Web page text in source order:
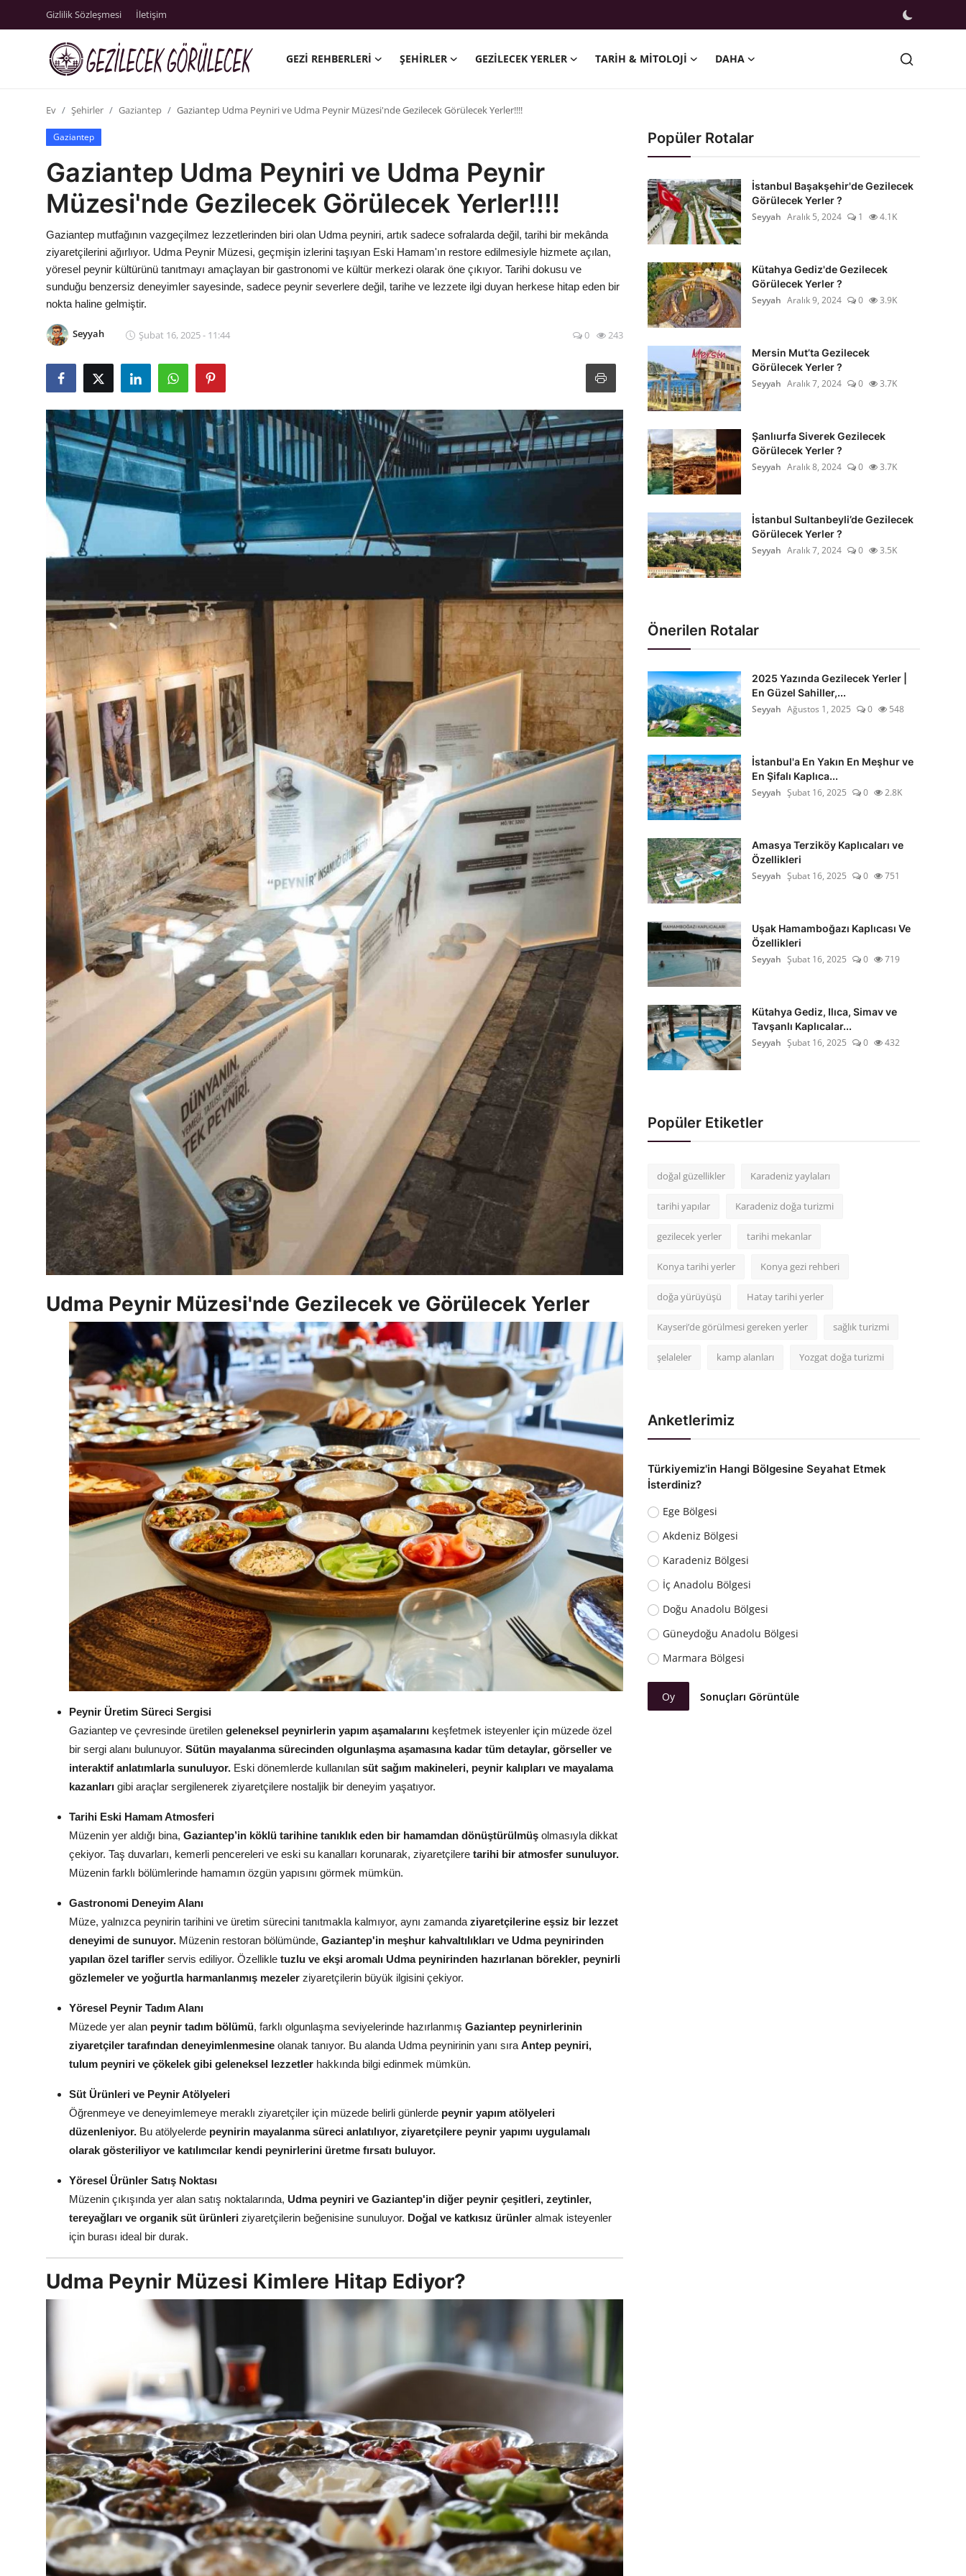
Gizlilik Sözleşmesi İletişim
GEZI REHBERLERI ŞEHIRLER GEZILECEK YERLER TARIH & MITOLOJI DAHA
Gezilecek Yerler
Tarih & Mitoloji
Yeme İçme Rehberi
Seyahat İpuçları & Vize
Konaklama & Otel
Aile & Çocukla Tatil
Yaz Tatili & Plajlar
Hafta Sonu & Günübirlik
Ev Şehirler Gaziantep Gaziantep Udma Peyniri ve Udma Peynir Müzesi'nde Gezilecek Görülecek Yerler!!!!
Gaziantep
Gaziantep Udma Peyniri ve Udma Peynir
Müzesi'nde Gezilecek Görülecek Yerler!!!!
Gaziantep mutfağının vazgeçilmez lezzetlerinden biri olan Udma peyniri, artık sadece sofralarda değil, tarihi bir mekânda
ziyaretçilerini ağırlıyor. Udma Peynir Müzesi, geçmişin izlerini taşıyan Eski Hamam'ın restore edilmesiyle hizmete açılan,
yöresel peynir kültürünü tanıtmayı amaçlayan bir gastronomi ve kültür merkezi olarak öne çıkıyor. Tarihi dokusu ve
sunduğu benzersiz deneyimler sayesinde, sadece peynir severlere değil, tarihe ve lezzete ilgi duyan herkese hitap eden bir
nokta haline gelmiştir.
Seyyah Şubat 16, 2025 - 11:44 0 243
Udma Peynir Müzesi'nde Gezilecek ve Görülecek Yerler
Peynir Üretim Süreci Sergisi
Gaziantep ve çevresinde üretilen geleneksel peynirlerin yapım aşamalarını keşfetmek isteyenler için müzede özel
bir sergi alanı bulunuyor. Sütün mayalanma sürecinden olgunlaşma aşamasına kadar tüm detaylar, görseller ve
interaktif anlatımlarla sunuluyor. Eski dönemlerde kullanılan süt sağım makineleri, peynir kalıpları ve mayalama
kazanları gibi araçlar sergilenerek ziyaretçilere nostaljik bir deneyim yaşatıyor.
Tarihi Eski Hamam Atmosferi
Müzenin yer aldığı bina, Gaziantep’in köklü tarihine tanıklık eden bir hamamdan dönüştürülmüş olmasıyla dikkat
çekiyor. Taş duvarları, kemerli pencereleri ve eski su kanalları korunarak, ziyaretçilere tarihi bir atmosfer sunuluyor.
Müzenin farklı bölümlerinde hamamın özgün yapısını görmek mümkün.
Gastronomi Deneyim Alanı
Müze, yalnızca peynirin tarihini ve üretim sürecini tanıtmakla kalmıyor, aynı zamanda ziyaretçilerine eşsiz bir lezzet
deneyimi de sunuyor. Müzenin restoran bölümünde, Gaziantep'in meşhur kahvaltılıkları ve Udma peynirinden
yapılan özel tarifler servis ediliyor. Özellikle tuzlu ve ekşi aromalı Udma peynirinden hazırlanan börekler, peynirli
gözlemeler ve yoğurtla harmanlanmış mezeler ziyaretçilerin büyük ilgisini çekiyor.
Yöresel Peynir Tadım Alanı
Müzede yer alan peynir tadım bölümü, farklı olgunlaşma seviyelerinde hazırlanmış Gaziantep peynirlerinin
ziyaretçiler tarafından deneyimlenmesine olanak tanıyor. Bu alanda Udma peynirinin yanı sıra Antep peyniri,
tulum peyniri ve çökelek gibi geleneksel lezzetler hakkında bilgi edinmek mümkün.
Süt Ürünleri ve Peynir Atölyeleri
Öğrenmeye ve deneyimlemeye meraklı ziyaretçiler için müzede belirli günlerde peynir yapım atölyeleri
düzenleniyor. Bu atölyelerde peynirin mayalanma süreci anlatılıyor, ziyaretçilere peynir yapımı uygulamalı
olarak gösteriliyor ve katılımcılar kendi peynirlerini üretme fırsatı buluyor.
Yöresel Ürünler Satış Noktası
Müzenin çıkışında yer alan satış noktalarında, Udma peyniri ve Gaziantep'in diğer peynir çeşitleri, zeytinler,
tereyağları ve organik süt ürünleri ziyaretçilerin beğenisine sunuluyor. Doğal ve katkısız ürünler almak isteyenler
için burası ideal bir durak.
Udma Peynir Müzesi Kimlere Hitap Ediyor?
Popüler Rotalar
İstanbul Başakşehir'de Gezilecek
Görülecek Yerler ?
Seyyah Aralık 5, 2024 1 4.1K
Kütahya Gediz'de Gezilecek
Görülecek Yerler ?
Seyyah Aralık 9, 2024 0 3.9K
Mersin Mut’ta Gezilecek
Görülecek Yerler ?
Seyyah Aralık 7, 2024 0 3.7K
Şanlıurfa Siverek Gezilecek
Görülecek Yerler ?
Seyyah Aralık 8, 2024 0 3.7K
İstanbul Sultanbeyli’de Gezilecek
Görülecek Yerler ?
Seyyah Aralık 7, 2024 0 3.5K
Önerilen Rotalar
2025 Yazında Gezilecek Yerler |
En Güzel Sahiller,...
Seyyah Ağustos 1, 2025 0 548
İstanbul'a En Yakın En Meşhur ve
En Şifalı Kaplıca...
Seyyah Şubat 16, 2025 0 2.8K
Amasya Terziköy Kaplıcaları ve
Özellikleri
Seyyah Şubat 16, 2025 0 751
Uşak Hamamboğazı Kaplıcası Ve
Özellikleri
Seyyah Şubat 16, 2025 0 719
Kütahya Gediz, Ilıca, Simav ve
Tavşanlı Kaplıcalar...
Seyyah Şubat 16, 2025 0 432
Popüler Etiketler
doğal güzellikler Karadeniz yaylaları
tarihi yapılar Karadeniz doğa turizmi
gezilecek yerler tarihi mekanlar
Konya tarihi yerler Konya gezi rehberi
doğa yürüyüşü Hatay tarihi yerler
Kayseri’de görülmesi gereken yerler sağlık turizmi
şelaleler kamp alanları Yozgat doğa turizmi
Anketlerimiz
Türkiyemiz'in Hangi Bölgesine Seyahat Etmek
İsterdiniz?
Ege Bölgesi
Akdeniz Bölgesi
Karadeniz Bölgesi
İç Anadolu Bölgesi
Doğu Anadolu Bölgesi
Güneydoğu Anadolu Bölgesi
Marmara Bölgesi
Oy Sonuçları Görüntüle